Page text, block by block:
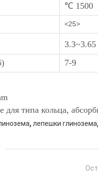
℃ 1500
<25>
7-9
для типа кольца,
, лепешки глинозема,